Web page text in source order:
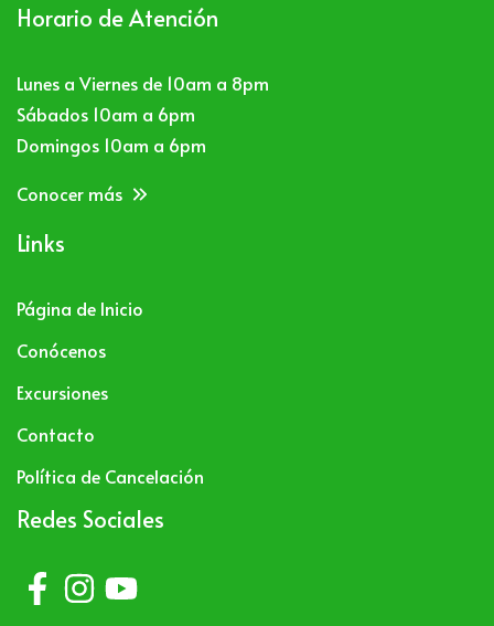
Horario de Atención
Lunes a Viernes de 10am a 8pm
Sábados 10am a 6pm
Domingos 10am a 6pm
Conocer más
Links
Página de Inicio
Conócenos
Excursiones
Contacto
Política de Cancelación
Redes Sociales